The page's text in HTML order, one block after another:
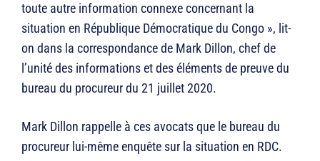
toute autre information connexe concernant la
situation en République Démocratique du Congo », lit-
on dans la correspondance de Mark Dillon, chef de
l’unité des informations et des éléments de preuve du
bureau du procureur du 21 juillet 2020.
Mark Dillon rappelle à ces avocats que le bureau du
procureur lui-même enquête sur la situation en RDC.